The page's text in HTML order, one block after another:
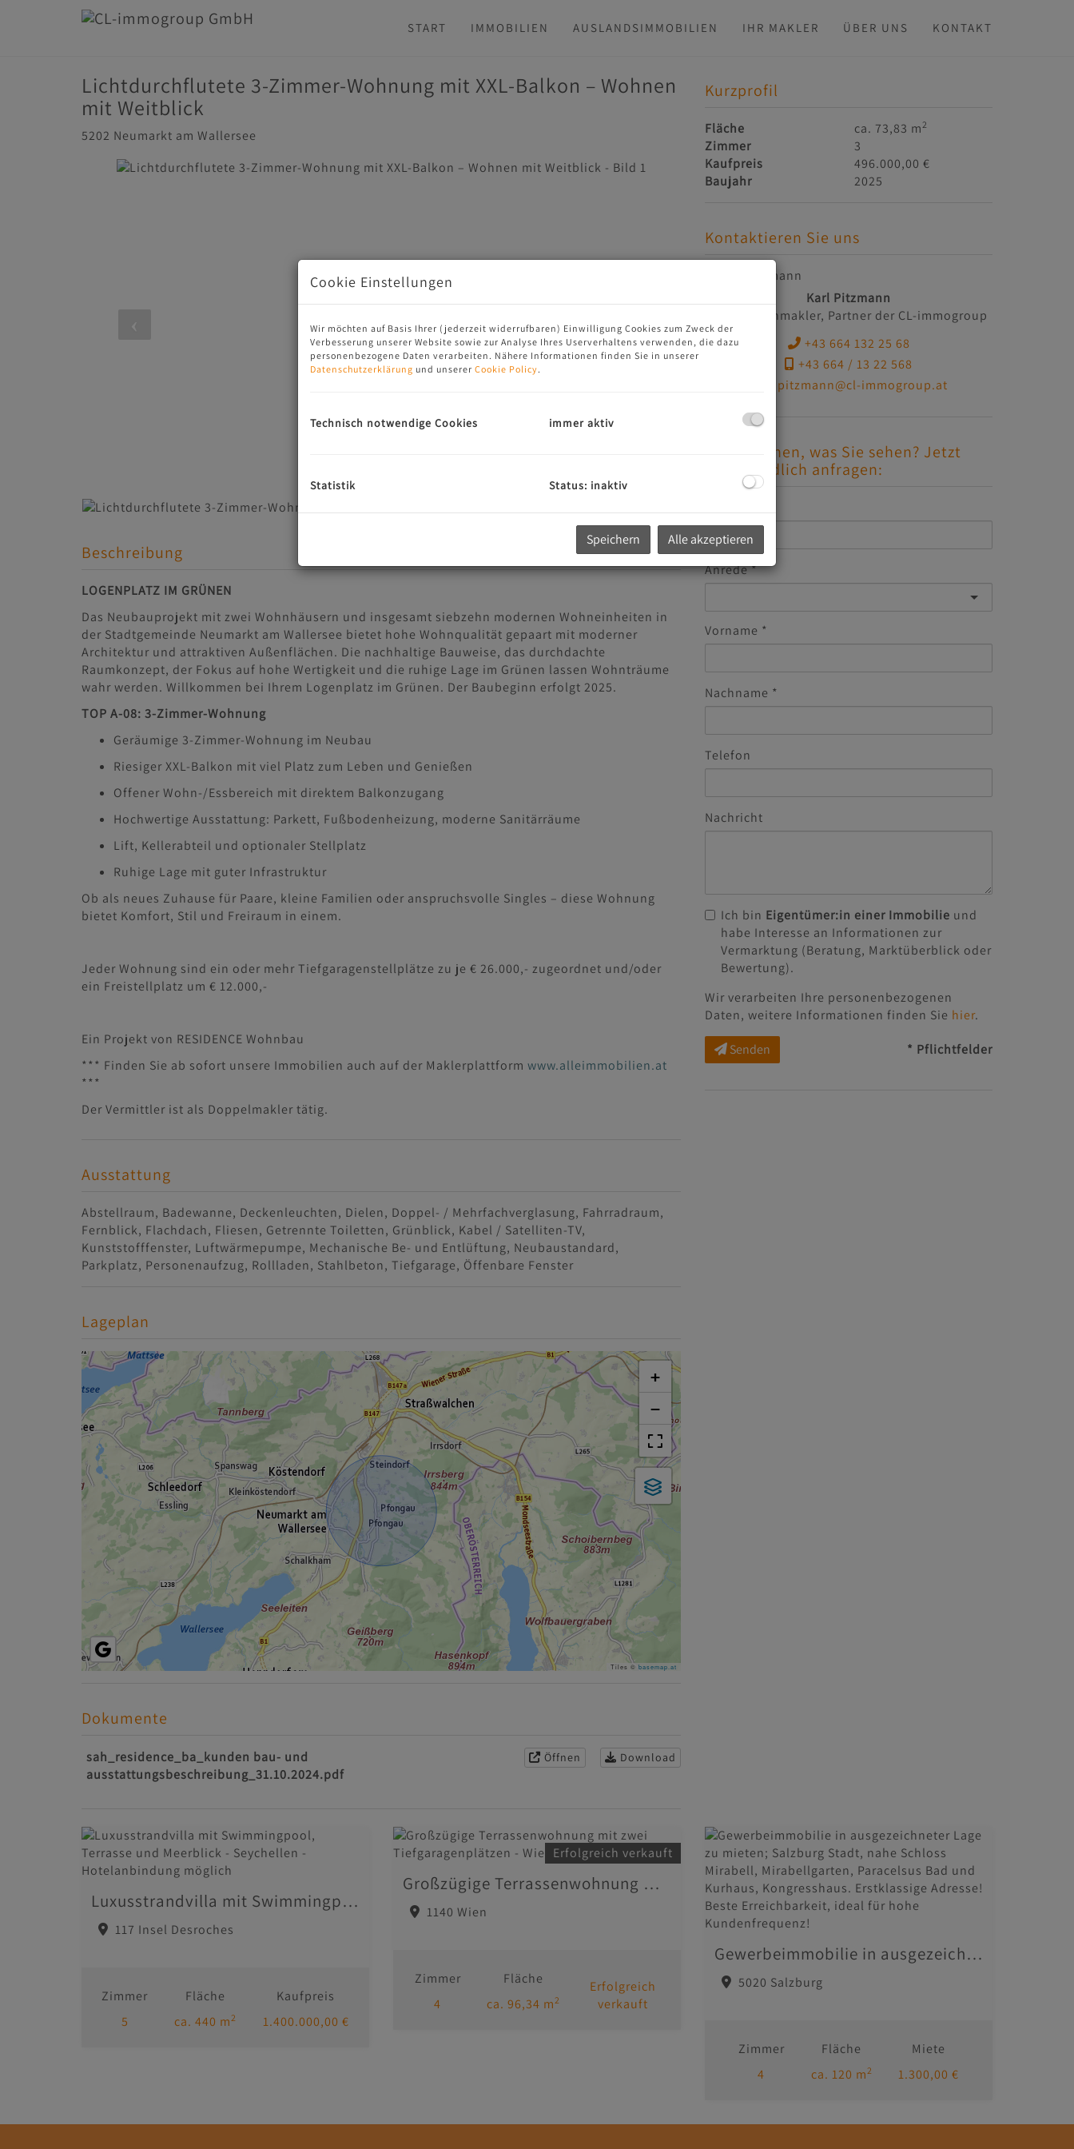
START IMMOBILIEN AUSLANDSIMMOBILIEN IHR MAKLER ÜBER UNS KONTAKT
Lichtdurchflutete 3-Zimmer-Wohnung mit XXL-Balkon – Wohnen
mit Weitblick
5202 Neumarkt am Wallersee
Beschreibung
LOGENPLATZ IM GRÜNEN
Das Neubauprojekt mit zwei Wohnhäusern und insgesamt siebzehn modernen Wohneinheiten in
der Stadtgemeinde Neumarkt am Wallersee bietet hohe Wohnqualität gepaart mit moderner
Architektur und attraktiven Außenflächen. Die nachhaltige Bauweise, das durchdachte
Raumkonzept, der Fokus auf hohe Wertigkeit und die ruhige Lage im Grünen lassen Wohnträume
wahr werden. Willkommen bei Ihrem Logenplatz im Grünen. Der Baubeginn erfolgt 2025.
TOP A-08: 3-Zimmer-Wohnung
Geräumige 3-Zimmer-Wohnung im Neubau
Riesiger XXL-Balkon mit viel Platz zum Leben und Genießen
Offener Wohn-/Essbereich mit direktem Balkonzugang
Hochwertige Ausstattung: Parkett, Fußbodenheizung, moderne Sanitärräume
Lift, Kellerabteil und optionaler Stellplatz
Ruhige Lage mit guter Infrastruktur
Ob als neues Zuhause für Paare, kleine Familien oder anspruchsvolle Singles – diese Wohnung
bietet Komfort, Stil und Freiraum in einem.
Jeder Wohnung sind ein oder mehr Tiefgaragenstellplätze zu je € 26.000,- zugeordnet und/oder
ein Freistellplatz um € 12.000,-
Ein Projekt von RESIDENCE Wohnbau
*** Finden Sie ab sofort unsere Immobilien auch auf der Maklerplattform www.alleimmobilien.at
***
Der Vermittler ist als Doppelmakler tätig.
Ausstattung
Abstellraum Badewanne Deckenleuchten Dielen Doppel- / Mehrfachverglasung Fahrradraum
Fernblick Flachdach Fliesen Getrennte Toiletten Grünblick Kabel / Satelliten-TV
Kunststofffenster Luftwärmepumpe Mechanische Be- und Entlüftung Neubaustandard
Parkplatz Personenaufzug Rollladen Stahlbeton Tiefgarage Öffenbare Fenster
Lageplan
+
−
Tiles © basemap.at
Dokumente
sah_residence_ba_kunden bau- und
ausstattungsbeschreibung_31.10.2024.pdf
Öffnen Download
Kurzprofil
Fläche ca. 73,83 m2
Zimmer
3
Kaufpreis
496.000,00 €
Baujahr
2025
Kontaktieren Sie uns
Karl Pitzmann
Immobilienmakler, Partner der CL-immogroup
+43 664 132 25 68
+43 664 / 13 22 568
k.pitzmann@cl-immogroup.at
Gefällt Ihnen, was Sie sehen? Jetzt
unverbindlich anfragen:
Anrede
Vorname
Nachname
Telefon
Nachricht
Ich bin Eigentümer:in einer Immobilie und
habe Interesse an Informationen zur
Vermarktung (Beratung, Marktüberblick oder
Bewertung).
Wir verarbeiten Ihre personenbezogenen
Daten, weitere Informationen finden Sie hier.
Senden * Pflichtfelder
Luxusstrandvilla mit Swimmingpool, Terrasse und Meerblick - Seychellen - Hotelanbindung möglich
117 Insel Desroches
Zimmer
5
Fläche
ca. 440 m2
Kaufpreis
1.400.000,00 €
Erfolgreich verkauft
Großzügige Terrassenwohnung mit zwei Tiefgaragenplätzen - Wien 1140 Hadersdorf
1140 Wien
Zimmer
4
Fläche
ca. 96,34 m2
Erfolgreich
verkauft
Gewerbeimmobilie in ausgezeichneter Lage zu mieten; Salzburg Stadt, nahe Schloss Mirabell, Mirabellgarten, Paracelsus Bad und Kurhaus, Kongresshaus. Erstklassige Adresse! Beste Erreichbarkeit, ideal für hohe Kundenfrequenz!
5020 Salzburg
Zimmer
4
Fläche
ca. 120 m2
Miete
1.300,00 €
Cookie Einstellungen
Wir möchten auf Basis Ihrer (jederzeit widerrufbaren) Einwilligung Cookies zum Zweck der
Verbesserung unserer Website sowie zur Analyse Ihres Userverhaltens verwenden, die dazu
personenbezogene Daten verarbeiten. Nähere Informationen finden Sie in unserer
Datenschutzerklärung und unserer Cookie Policy.
Technisch notwendige Cookies immer aktiv
Statistik Status: inaktiv
Speichern Alle akzeptieren